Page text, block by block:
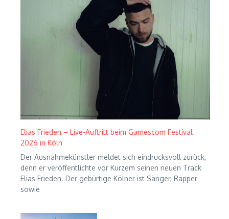
Elias Frieden – Live-Auftritt beim Gamescom Festival
2026 in Köln
Der Ausnahmekünstler meldet sich eindrucksvoll zurück,
denn er veröffentlichte vor Kurzem seinen neuen Track
Elias Frieden. Der gebürtige Kölner ist Sänger, Rapper
sowie